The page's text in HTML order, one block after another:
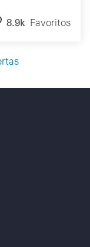
8.9k Favoritos